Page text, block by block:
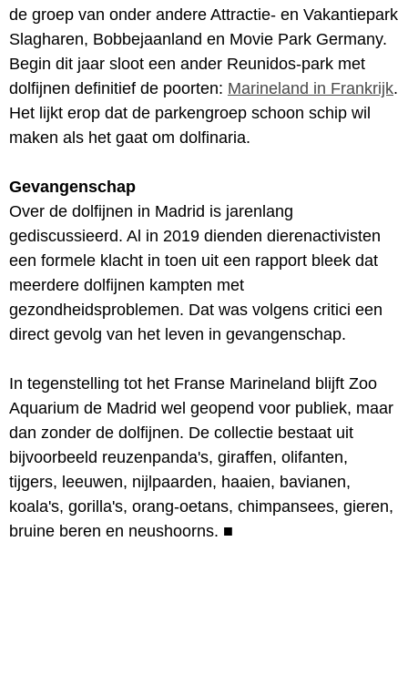
de groep van onder andere Attractie- en Vakantiepark
Slagharen, Bobbejaanland en Movie Park Germany.
Begin dit jaar sloot een ander Reunidos-park met
dolfijnen definitief de poorten: Marineland in Frankrijk.
Het lijkt erop dat de parkengroep schoon schip wil
maken als het gaat om dolfinaria.
Gevangenschap
Over de dolfijnen in Madrid is jarenlang
gediscussieerd. Al in 2019 dienden dierenactivisten
een formele klacht in toen uit een rapport bleek dat
meerdere dolfijnen kampten met
gezondheidsproblemen. Dat was volgens critici een
direct gevolg van het leven in gevangenschap.
In tegenstelling tot het Franse Marineland blijft Zoo
Aquarium de Madrid wel geopend voor publiek, maar
dan zonder de dolfijnen. De collectie bestaat uit
bijvoorbeeld reuzenpanda's, giraffen, olifanten,
tijgers, leeuwen, nijlpaarden, haaien, bavianen,
koala's, gorilla's, orang-oetans, chimpansees, gieren,
bruine beren en neushoorns. ■